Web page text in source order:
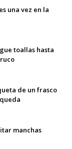
una vez en la
toallas hasta
de un frasco
manchas